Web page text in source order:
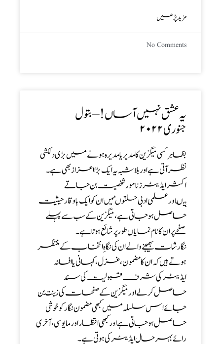
مزید پڑھیں
No Comments
یہ عشق نہیں آساں! – بتول
جنوری ۲۰۲۲
بظاہر کسی میگزین کا مدیریا مدیرہ ہونے میں بڑی دلکشی
نظر آتی ہے اوربلاشبہ یہ ایک بڑا اعزاز بھی ہے ۔
اکثر ایڈیٹر ز نامورشخصیت بن جاتے
ہیںاورعلمی ادبی حلقوںمیں ان کو ایک با وقار حیثیت
حاصل ہوجاتی ہے ، میگزین کے سب سے پہلے
صفحے پر ان کا نام نمایاں طور پر شائع ہوتا ہے ۔
نگارشات بھیجنے والے ان کی نگاہ ِ انتخاب کے منتظر
ہوتے ہیں کہ ان کا مضمون ، غزل ، کہانی یا افسانہ
ایڈیٹر کی شرف قبولیت کی سند
حاصل کرلے اور میگزین کے صفحات کی زینت بن
جائے اس سلسلہ میں کبھی مضمون نگار کو خوشی
حاصل ہو جاتی ہے اور کبھی انتظار اور مایوسی ،آخری
رائے بہر حال ایڈیٹر کی ہوتی ہے ۔